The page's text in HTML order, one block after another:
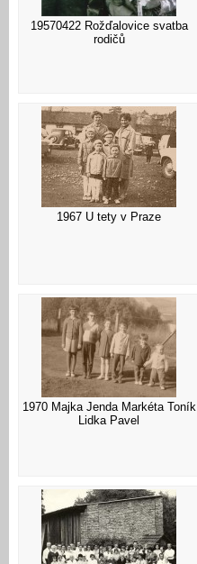
19570422 Rožďalovice svatba
rodičů
1967 U tety v Praze
1970 Majka Jenda Markéta Toník
Lidka Pavel